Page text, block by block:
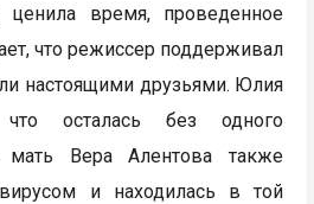
ценила время, проведенное
что режиссер поддерживал
настоящими друзьями. Юлия
осталась без одного
мать Вера Алентова также
и находилась в той